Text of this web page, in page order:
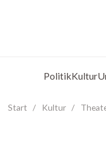
PolitikKultur
Start / Kultur /